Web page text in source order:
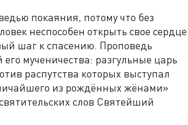
покаяния, потому что без
неспособен открыть свое сердце
шаг к спасению. Проповедь
мученичества: разгульные царь
распутства которых выступал
из рождённых жёнами»
слов Святейший